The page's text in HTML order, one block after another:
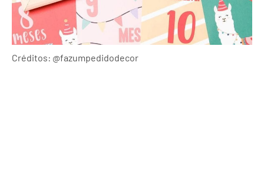
Créditos: @fazumpedidodecor